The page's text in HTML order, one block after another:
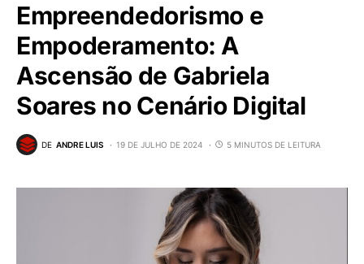
Empreendedorismo e
Empoderamento: A
Ascensão de Gabriela
Soares no Cenário Digital
DE ANDRE LUIS 19 DE JULHO DE 2024 5 MINUTOS DE LEITURA